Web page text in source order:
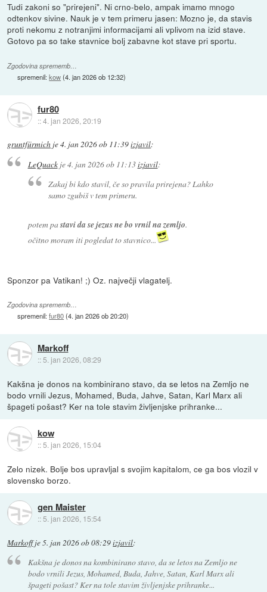
Tudi zakoni so "prirejeni". Ni crno-belo, ampak imamo mnogo
odtenkov sivine. Nauk je v tem primeru jasen: Mozno je, da stavis
proti nekomu z notranjimi informacijami ali vplivom na izid stave.
Gotovo pa so take stavnice bolj zabavne kot stave pri sportu.
Zgodovina sprememb…
spremenil:kow(4. jan 2026 ob 12:32)
fur80
::4. jan 2026, 20:19
gruntfürmich je4. jan 2026 ob 11:39izjavil:
LeQuackje4. jan 2026 ob 11:13izjavil:
Zakaj bi kdo stavil, če so pravila prirejena? Lahko
samo zgubiš v tem primeru.
potem pastavi da se jezus ne bo vrnil na zemljo.
očitno moram iti pogledat to stavnico...
Sponzor pa Vatikan! ;) Oz. največji vlagatelj.
Zgodovina sprememb…
spremenil:fur80(4. jan 2026 ob 20:20)
Markoff
:: 5. jan 2026, 08:29
Kakšna je donos na kombinirano stavo, da se letos na Zemljo ne
bodo vrnili Jezus, Mohamed, Buda, Jahve, Satan, Karl Marx ali
špageti pošast? Ker na tole stavim življenjske prihranke...
kow
::5. jan 2026, 15:04
Zelo nizek. Bolje bos upravljal s svojim kapitalom, ce ga bos vlozil v
slovensko borzo.
gen Maister
:: 5. jan 2026, 15:54
Markoffje5. jan 2026 ob 08:29izjavil:
Kakšna je donos na kombinirano stavo, da se letos na Zemljo ne
bodo vrnili Jezus, Mohamed, Buda, Jahve, Satan, Karl Marx ali
špageti pošast? Ker na tole stavim življenjske prihranke...